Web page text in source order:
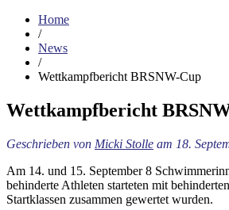
Home
/
News
/
Wettkampfbericht BRSNW-Cup
Wettkampfbericht
Geschrieben von Micki Stolle am 18.
Am 14. und 15. September 8
behinderte Athleten starteten mit
Startklassen zusammen gewertet wurden.